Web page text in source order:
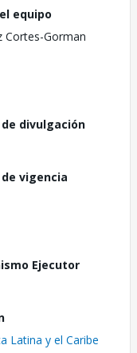
equipo
Cortes-Gorman
de divulgación
de vigencia
Ejecutor
Latina y el Caribe